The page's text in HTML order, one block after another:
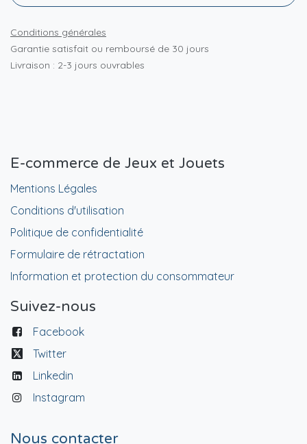
Conditions générales
Garantie satisfait ou remboursé de 30 jours
Livraison : 2-3 jours ouvrables
E-commerce de Jeux et Jouets
Mentions Légales
Conditions d'utilisation
Politique de confidentialité
Formulaire de rétractation
Information et protection du consommateur
Suivez-nous
Facebook
Twitter
Linkedin
Instagram
Nous contacter